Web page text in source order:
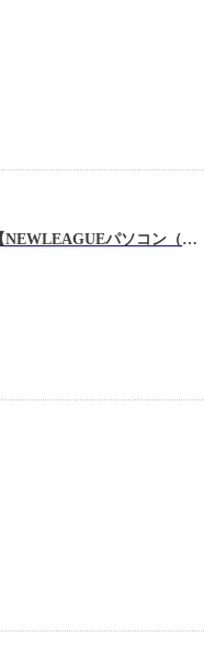
ゲーミングPCの【NEWLEAGUEパソコン（ニューリーグパソコン）】